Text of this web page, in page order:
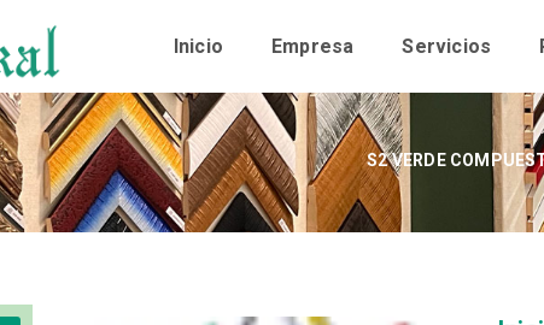
Inicio Empresa Servicios
S2 VERDE